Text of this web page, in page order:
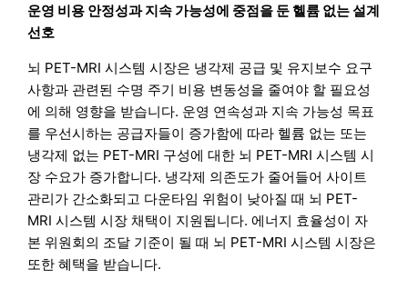
운영 비용 안정성과 지속 가능성에 중점을 둔 헬륨 없는 설계
선호
뇌 PET-MRI 시스템 시장은 냉각제 공급 및 유지보수 요구
사항과 관련된 수명 주기 비용 변동성을 줄여야 할 필요성
에 의해 영향을 받습니다. 운영 연속성과 지속 가능성 목표
를 우선시하는 공급자들이 증가함에 따라 헬륨 없는 또는
냉각제 없는 PET-MRI 구성에 대한 뇌 PET-MRI 시스템 시
장 수요가 증가합니다. 냉각제 의존도가 줄어들어 사이트
관리가 간소화되고 다운타임 위험이 낮아질 때 뇌 PET-
MRI 시스템 시장 채택이 지원됩니다. 에너지 효율성이 자
본 위원회의 조달 기준이 될 때 뇌 PET-MRI 시스템 시장은
또한 혜택을 받습니다.